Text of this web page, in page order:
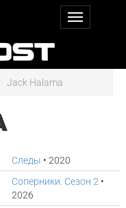
Jack Halama
Следы • 2020
Соперники. Сезон 2 •
2026